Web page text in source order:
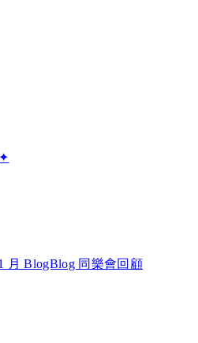
月 BlogBlog 同樂會回顧